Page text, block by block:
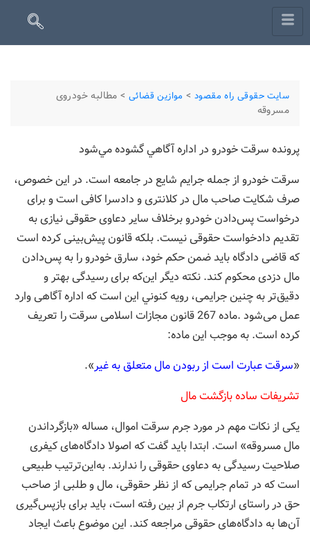
سایت حقوقی راه مقصود > موازین قضائی > مطالبه خودروی
مسروقه
پرونده سرقت خودرو در اداره آگاهي گشوده مي‌شود
سرقت خودرو از جمله جرایم شایع در جامعه است. در این خصوص،
صرف شکایت صاحب مال در کلانتری و دادسرا کافی است و برای
درخواست پس‌دادن خودرو برخلاف سایر دعاوی حقوقی نیازی به
تقدیم دادخواست حقوقی نیست. بلکه قانون پیش‌بینی کرده است
که قاضی دادگاه باید ضمن حکم خود، سارق خودرو را به پس‌دادن
مال دزدی محکوم کند. نکته دیگر این‌که برای رسیدگی بهتر و
دقیق‌تر به چنین جرایمی، رویه كنوني این است که اداره آگاهی وارد
عمل می‌شود .ماده 267 قانون مجازات اسلامی سرقت را تعریف
کرده است. به موجب این ماده:
«سرقت عبارت است از ربودن مال متعلق به غير».
تشریفات ساده بازگشت مال
یکی از نکات مهم در مورد جرم سرقت اموال، مساله «بازگرداندن
مال مسروقه» است. ابتدا باید گفت که اصولا دادگاه‌های کیفری
صلاحیت رسیدگی به دعاوی حقوقی را ندارند. به‌این‌ترتیب طبیعی
است که در تمام جرایمی که از نظر حقوقی، مال و طلبی از صاحب
حق در راستای ارتکاب جرم از بین رفته است، باید برای بازپس‌گیری
آن‌ها به دادگاه‌های حقوقی مراجعه کند. این موضوع باعث ایجاد